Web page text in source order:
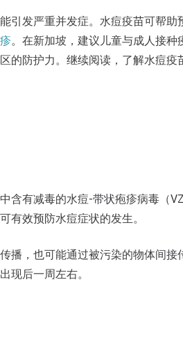
引发严重并发症。水痘疫苗可帮
。在新加坡，建议儿童与成人接
的防护力。继续阅读，了解水痘
含有减毒的水痘-带状疱疹病毒（
有效预防水痘症状的发生。
播，也可能通过被污染的物体间
现后一周左右。